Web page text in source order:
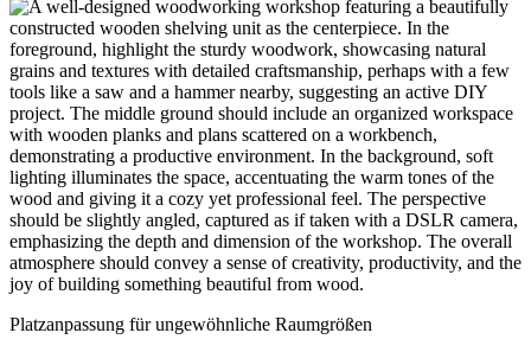
Platzanpassung für ungewöhnliche Raumgrößen